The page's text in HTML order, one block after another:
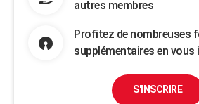
autres membres
Profitez de nombreuses
supplémentaires en
S'INSCRIRE